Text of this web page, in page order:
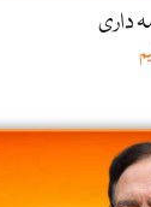
داری